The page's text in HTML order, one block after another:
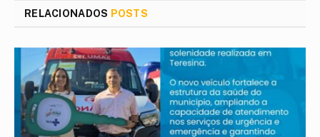
RELACIONADOS POSTS